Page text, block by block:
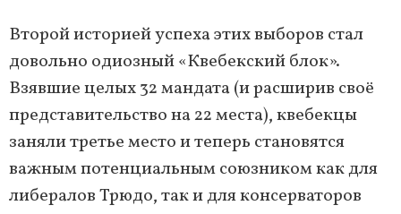
Второй историей успеха этих выборов стал
довольно одиозный «Квебекский блок».
Взявшие целых 32 мандата (и расширив своё
представительство на 22 места), квебекцы
заняли третье место и теперь становятся
важным потенциальным союзником как для
либералов Трюдо, так и для консерваторов